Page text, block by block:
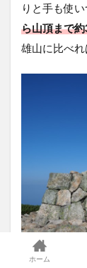
りと手も使
ら山頂まで
雄山に比べれ
ホーム